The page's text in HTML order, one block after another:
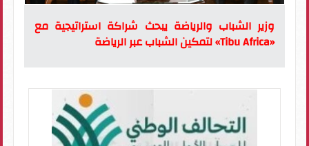
وزير الشباب والرياضة يبحث شراكة استراتيجية مع
«Tibu Africa» لتمكين الشباب عبر الرياضة